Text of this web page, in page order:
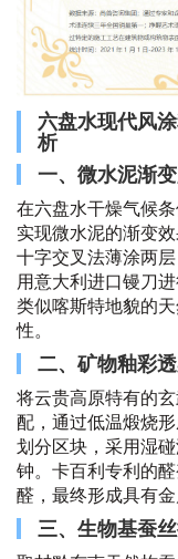
六盘水现代风
析
一、微水泥渐
在六盘水干燥气候
实现微水泥的渐变
十字交叉法薄涂两
用意大利进口镘刀
类似喀斯特地貌的
性。
二、矿物釉彩
将云贵高原特有的
配，通过低温煅烧
划分区块，采用湿
钟。卡百利专利的
醛，最终形成具有
三、生物基蚕